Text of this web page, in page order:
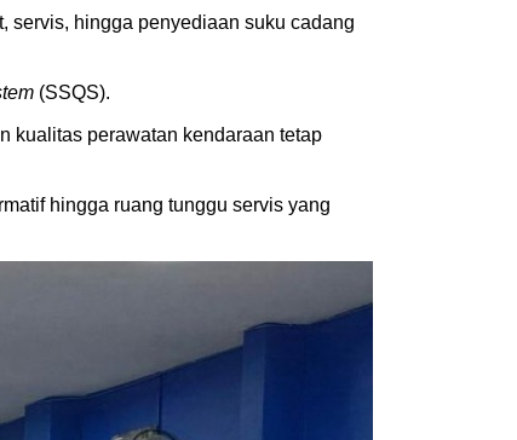
servis, hingga penyediaan suku cadang
(SSQS).
kualitas perawatan kendaraan tetap
hingga ruang tunggu servis yang